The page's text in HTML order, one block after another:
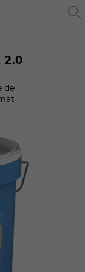
2.0
de